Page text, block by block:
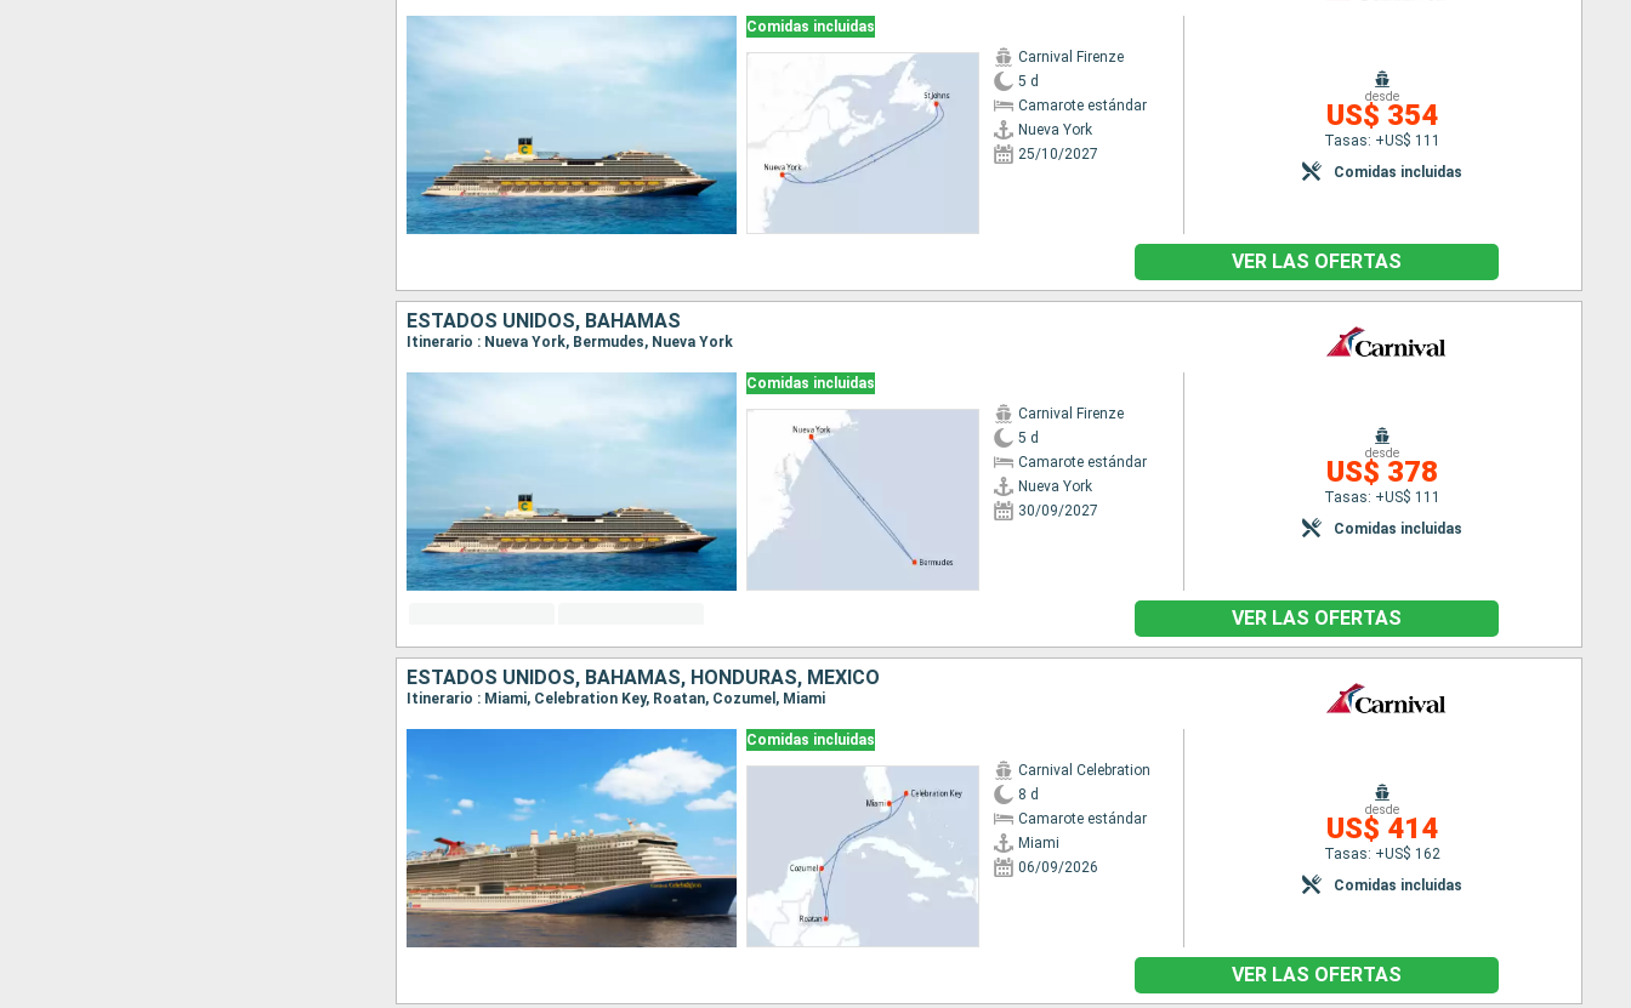
Comidas incluidas
Carnival Firenze
5 d
Camarote estándar
Nueva York
25/10/2027
desde
US$ 354
Tasas: +US$ 111
Comidas incluidas
VER LAS OFERTAS
ESTADOS UNIDOS, BAHAMAS
Itinerario : Nueva York, Bermudes, Nueva York
Comidas incluidas
Carnival Firenze
5 d
Camarote estándar
Nueva York
30/09/2027
desde
US$ 378
Tasas: +US$ 111
Comidas incluidas
VER LAS OFERTAS
ESTADOS UNIDOS, BAHAMAS, HONDURAS, MÉXICO
Itinerario : Miami, Celebration Key, Roatan, Cozumel, Miami
Comidas incluidas
Carnival Celebration
8 d
Camarote estándar
Miami
06/09/2026
desde
US$ 414
Tasas: +US$ 162
Comidas incluidas
VER LAS OFERTAS